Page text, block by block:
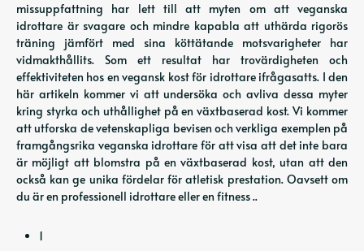
missuppfattning har lett till att myten om att veganska
idrottare är svagare och mindre kapabla att uthärda rigorös
träning jämfört med sina köttätande motsvarigheter har
vidmakthållits. Som ett resultat har trovärdigheten och
effektiviteten hos en vegansk kost för idrottare ifrågasatts. I den
här artikeln kommer vi att undersöka och avliva dessa myter
kring styrka och uthållighet på en växtbaserad kost. Vi kommer
att utforska de vetenskapliga bevisen och verkliga exemplen på
framgångsrika veganska idrottare för att visa att det inte bara
är möjligt att blomstra på en växtbaserad kost, utan att den
också kan ge unika fördelar för atletisk prestation. Oavsett om
du är en professionell idrottare eller en fitness ..
1